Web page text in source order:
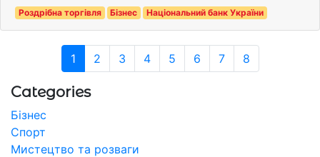
Роздрібна торгівля Бізнес Національний банк України
1 2 3 4 5 6 7 8
Categories
Бізнес
Спорт
Мистецтво та розваги